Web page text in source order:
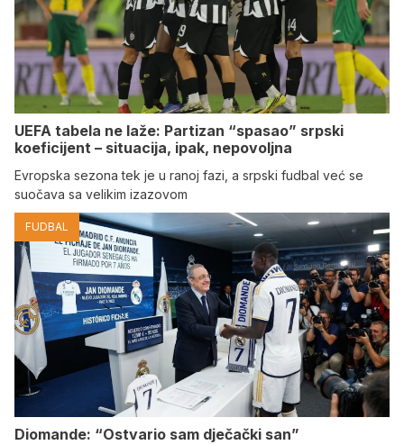
UEFA tabela ne laže: Partizan “spasao” srpski
koeficijent – situacija, ipak, nepovoljna
Evropska sezona tek je u ranoj fazi, a srpski fudbal već se
suočava sa velikim izazovom
FUDBAL
Diomande: “Ostvario sam dječački san”